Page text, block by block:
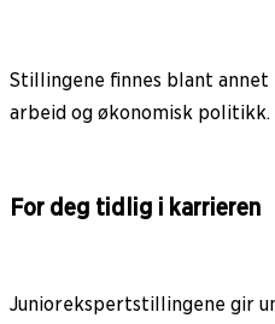
Stillingene finnes blant
arbeid og økonomisk politikk.
For deg tidlig i karrieren
Juniorekspertstillingene gir